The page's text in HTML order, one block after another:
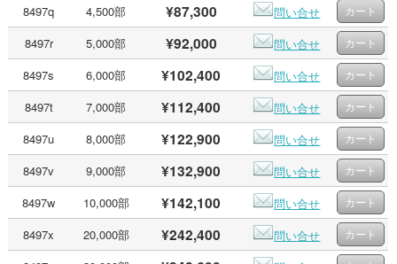
8497q
4,500部 ¥87,300
問い合せ
8497r
5,000部 ¥92,000
問い合せ
8497s
6,000部 ¥102,400
問い合せ
8497t
7,000部 ¥112,400
問い合せ
8497u
8,000部 ¥122,900
問い合せ
8497v
9,000部 ¥132,900
問い合せ
8497w
10,000部 ¥142,100
問い合せ
8497x
20,000部 ¥242,400
問い合せ